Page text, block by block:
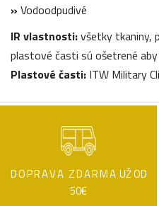
» Vodoodpudivé
IR vlastnosti:všetky tkaniny,
plastové časti sú ošetrené
Plastové časti: ITW Military
DOPRAVA ZDARMA UŽ OD
50€